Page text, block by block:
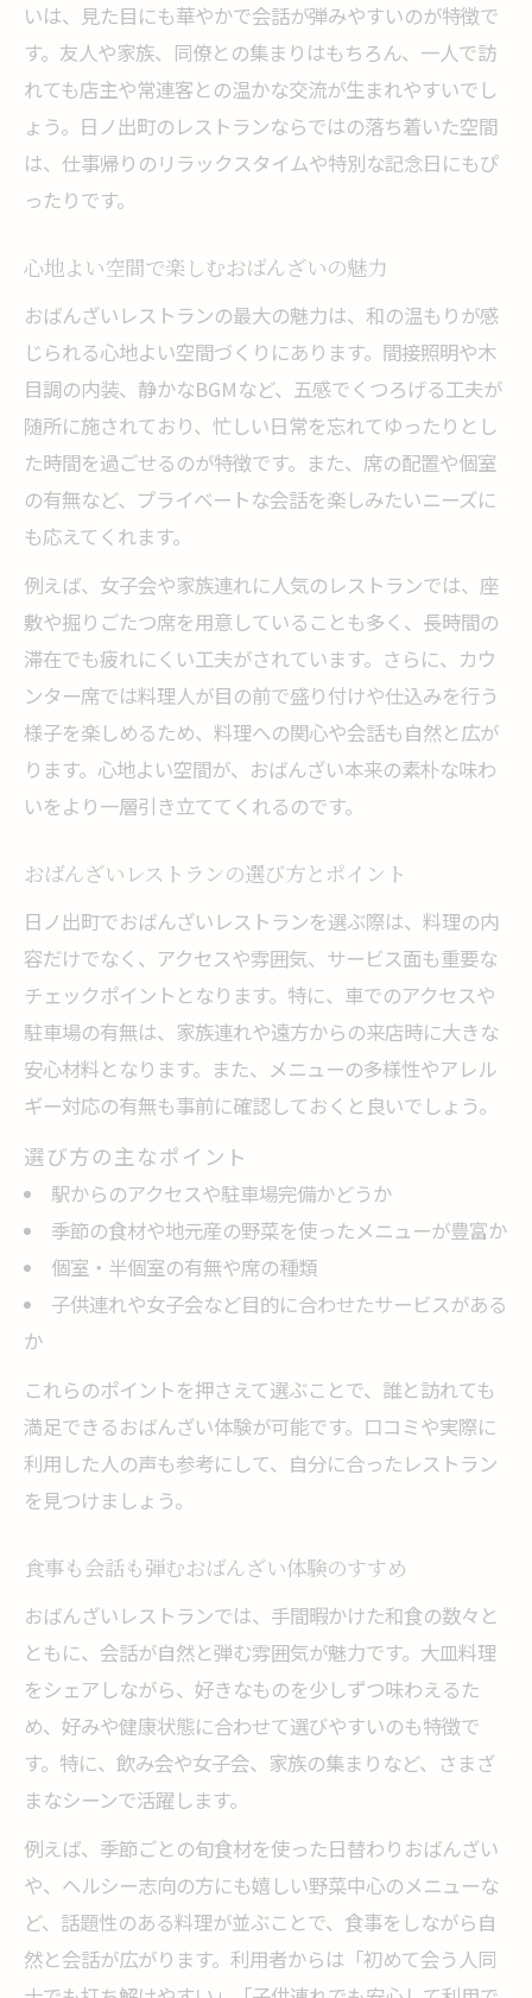
いは、見た目にも華やかで会話が弾みやすいのが特徴で
す。友人や家族、同僚との集まりはもちろん、一人で訪
れても店主や常連客との温かな交流が生まれやすいでし
ょう。日ノ出町のレストランならではの落ち着いた空間
は、仕事帰りのリラックスタイムや特別な記念日にもぴ
ったりです。
心地よい空間で楽しむおばんざいの魅力
おばんざいレストランの最大の魅力は、和の温もりが感
じられる心地よい空間づくりにあります。間接照明や木
目調の内装、静かなBGMなど、五感でくつろげる工夫が
随所に施されており、忙しい日常を忘れてゆったりとし
た時間を過ごせるのが特徴です。また、席の配置や個室
の有無など、プライベートな会話を楽しみたいニーズに
も応えてくれます。
例えば、女子会や家族連れに人気のレストランでは、座
敷や掘りごたつ席を用意していることも多く、長時間の
滞在でも疲れにくい工夫がされています。さらに、カウ
ンター席では料理人が目の前で盛り付けや仕込みを行う
様子を楽しめるため、料理への関心や会話も自然と広が
ります。心地よい空間が、おばんざい本来の素朴な味わ
いをより一層引き立ててくれるのです。
おばんざいレストランの選び方とポイント
日ノ出町でおばんざいレストランを選ぶ際は、料理の内
容だけでなく、アクセスや雰囲気、サービス面も重要な
チェックポイントとなります。特に、車でのアクセスや
駐車場の有無は、家族連れや遠方からの来店時に大きな
安心材料となります。また、メニューの多様性やアレル
ギー対応の有無も事前に確認しておくと良いでしょう。
選び方の主なポイント
駅からのアクセスや駐車場完備かどうか
季節の食材や地元産の野菜を使ったメニューが豊富か
個室・半個室の有無や席の種類
子供連れや女子会など目的に合わせたサービスがある
か
これらのポイントを押さえて選ぶことで、誰と訪れても
満足できるおばんざい体験が可能です。口コミや実際に
利用した人の声も参考にして、自分に合ったレストラン
を見つけましょう。
食事も会話も弾むおばんざい体験のすすめ
おばんざいレストランでは、手間暇かけた和食の数々と
ともに、会話が自然と弾む雰囲気が魅力です。大皿料理
をシェアしながら、好きなものを少しずつ味わえるた
め、好みや健康状態に合わせて選びやすいのも特徴で
す。特に、飲み会や女子会、家族の集まりなど、さまざ
まなシーンで活躍します。
例えば、季節ごとの旬食材を使った日替わりおばんざい
や、ヘルシー志向の方にも嬉しい野菜中心のメニューな
ど、話題性のある料理が並ぶことで、食事をしながら自
然と会話が広がります。利用者からは「初めて会う人同